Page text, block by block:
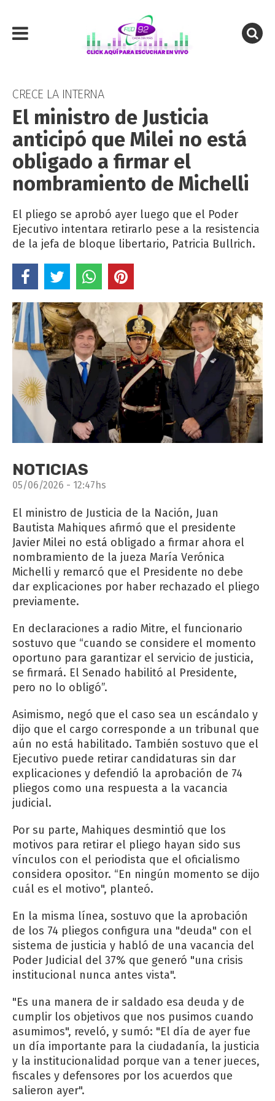
CRECE LA INTERNA
El ministro de Justicia
anticipó que Milei no está
obligado a firmar el
nombramiento de Michelli
El pliego se aprobó ayer luego que el Poder
Ejecutivo intentara retirarlo pese a la resistencia
de la jefa de bloque libertario, Patricia Bullrich.
NOTICIAS
05/06/2026 - 12:47hs
El ministro de Justicia de la Nación, Juan
Bautista Mahiques afirmó que el presidente
Javier Milei no está obligado a firmar ahora el
nombramiento de la jueza María Verónica
Michelli y remarcó que el Presidente no debe
dar explicaciones por haber rechazado el pliego
previamente.
En declaraciones a radio Mitre, el funcionario
sostuvo que “cuando se considere el momento
oportuno para garantizar el servicio de justicia,
se firmará. El Senado habilitó al Presidente,
pero no lo obligó”.
Asimismo, negó que el caso sea un escándalo y
dijo que el cargo corresponde a un tribunal que
aún no está habilitado. También sostuvo que el
Ejecutivo puede retirar candidaturas sin dar
explicaciones y defendió la aprobación de 74
pliegos como una respuesta a la vacancia
judicial.
Por su parte, Mahiques desmintió que los
motivos para retirar el pliego hayan sido sus
vínculos con el periodista que el oficialismo
considera opositor. “En ningún momento se dijo
cuál es el motivo", planteó.
En la misma línea, sostuvo que la aprobación
de los 74 pliegos configura una "deuda" con el
sistema de justicia y habló de una vacancia del
Poder Judicial del 37% que generó "una crisis
institucional nunca antes vista".
"Es una manera de ir saldado esa deuda y de
cumplir los objetivos que nos pusimos cuando
asumimos", reveló, y sumó: "El día de ayer fue
un día importante para la ciudadanía, la justicia
y la institucionalidad porque van a tener jueces,
fiscales y defensores por los acuerdos que
salieron ayer".